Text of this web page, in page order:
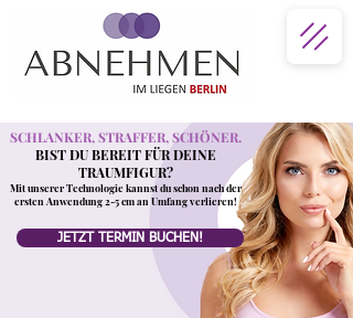
SCHLANKER, STRAFFER, SCHÖNER.
BIST DU BEREIT FÜR DEINE
TRAUMFIGUR?
Mit unserer Technologie kannst du schon nach der
ersten Anwendung 2-5 cm an Umfang verlieren!
JETZT TERMIN BUCHEN!